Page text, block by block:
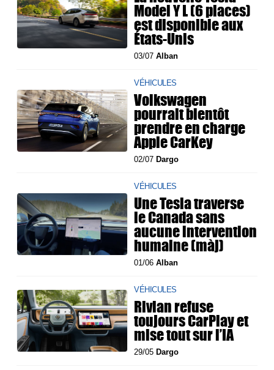
Model Y L (6 places)
est disponible aux
États-Unis
03/07Alban
VÉHICULES
Volkswagen
pourrait bientôt
prendre en charge
Apple CarKey
02/07 Dargo
VÉHICULES
Une Tesla traverse
le Canada sans
aucune intervention
humaine (màj)
01/06Alban
VÉHICULES
Rivian refuse
toujours CarPlay et
mise tout sur l’IA
29/05 Dargo